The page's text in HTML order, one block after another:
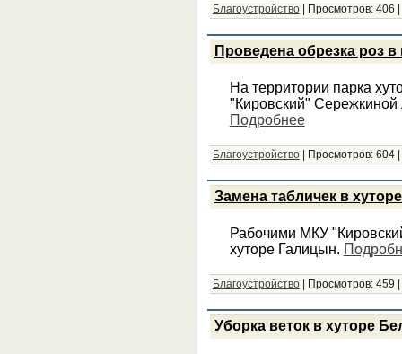
Благоустройство| Просмотров: 406
Проведена обрезка роз в
На территории парка
"Кировский" Сережкиной
Подробнее
Благоустройство| Просмотров: 604|
Замена табличек в
Рабочими МКУ
хуторе Галицын.
Благоустройство| Просмотров: 459
Уборка веток в хуторе